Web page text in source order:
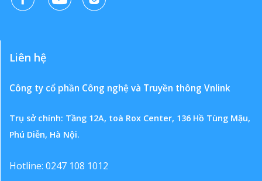
Liên hệ
Công ty cổ phần Công nghệ và Truyền thông Vnlink
Trụ sở chính: Tầng 12A, toà Rox Center, 136 Hồ Tùng Mậu,
Phú Diễn, Hà Nội.
Hotline: 0247 108 1012